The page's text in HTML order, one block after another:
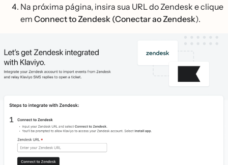
Na próxima página, insira sua URL do Zendesk e clique
em Connect to Zendesk (Conectar ao Zendesk).